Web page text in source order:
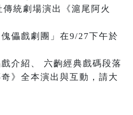
統劇場演出《滬尾阿火
儡戲劇團」在9/27下午於
介紹、 六齣經典戲碼段落
》全本演出與互動，請大